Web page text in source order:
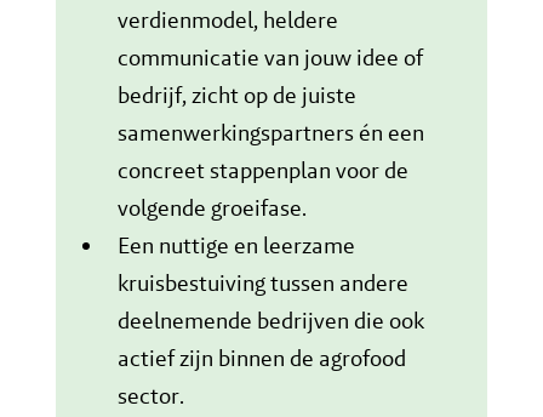
verdienmodel, heldere
communicatie van jouw idee of
bedrijf, zicht op de juiste
samenwerkingspartners én een
concreet stappenplan voor de
volgende groeifase.
Een nuttige en leerzame
kruisbestuiving tussen andere
deelnemende bedrijven die ook
actief zijn binnen de agrofood
sector.